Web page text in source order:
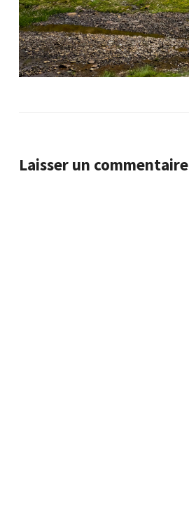
Laisser un commentaire